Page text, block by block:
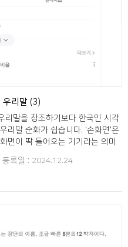
단어가 주는 딱딱함을 벗어나
할 수 있는 더 나은 다듬은 말을
가꿈이들의 의견과 거리 홍보 활
해 '브레이크 타임'과 '라스트 오
같습니다. 브레이크 타임 → 쉬
오더 → 마지막 주문, 주문 마감,
사용할 수 있는 다듬은 말을 마
의 의견을 고려해주시면 감사하겠
우리말 (3)
리말을 창조하기보다 한국인 시각
리말 순화가 쉽습니다. '손화면'은
면이 딱 들어오는 기기라는 의미
보다 더 유용할 것으로 봅니다.
등록일 : 2024.12.24